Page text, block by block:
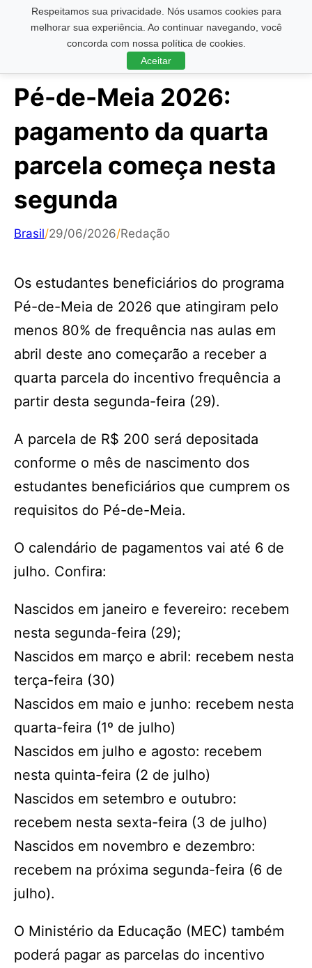
Respeitamos sua privacidade. Nós usamos cookies para
melhorar sua experiência. Ao continuar navegando, você
concorda com nossa política de cookies.
Aceitar
Pesquisar ...
Pé-de-Meia 2026:
pagamento da quarta
parcela começa nesta
segunda
Brasil/29/06/2026/Redação
Os estudantes beneficiários do programa
Pé-de-Meia de 2026 que atingiram pelo
menos 80% de frequência nas aulas em
abril deste ano começarão a receber a
quarta parcela do incentivo frequência a
partir desta segunda-feira (29).
A parcela de R$ 200 será depositada
conforme o mês de nascimento dos
estudantes beneficiários que cumprem os
requisitos do Pé-de-Meia.
O calendário de pagamentos vai até 6 de
julho. Confira:
Nascidos em janeiro e fevereiro: recebem
nesta segunda-feira (29);
Nascidos em março e abril: recebem nesta
terça-feira (30)
Nascidos em maio e junho: recebem nesta
quarta-feira (1º de julho)
Nascidos em julho e agosto: recebem
nesta quinta-feira (2 de julho)
Nascidos em setembro e outubro:
recebem nesta sexta-feira (3 de julho)
Nascidos em novembro e dezembro:
recebem na próxima segunda-feira (6 de
julho).
O Ministério da Educação (MEC) também
poderá pagar as parcelas do incentivo